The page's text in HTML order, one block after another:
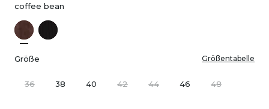
coffee bean
Größe Größentabelle
36 38 40 42 44 46 48